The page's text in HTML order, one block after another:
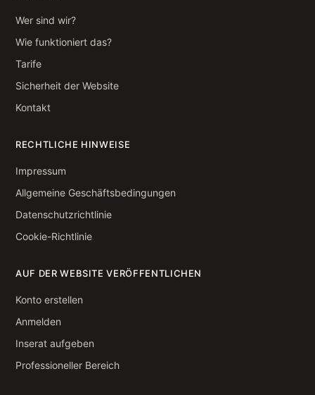
Wer sind wir?
Wie funktioniert das?
Tarife
Sicherheit der Website
Kontakt
RECHTLICHE HINWEISE
Impressum
Allgemeine Geschäftsbedingungen
Datenschutzrichtlinie
Cookie-Richtlinie
AUF DER WEBSITE VERÖFFENTLICHEN
Konto erstellen
Anmelden
Inserat aufgeben
Professioneller Bereich